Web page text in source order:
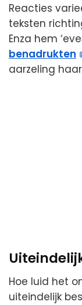
Reacties
teksten
Enza hem
benadrukten
aarzeling
Hoe luid het
uiteindelijk